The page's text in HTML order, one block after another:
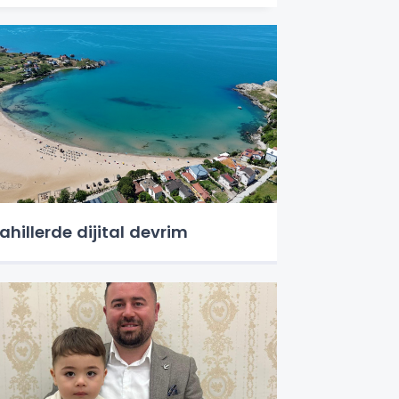
dijital devrim